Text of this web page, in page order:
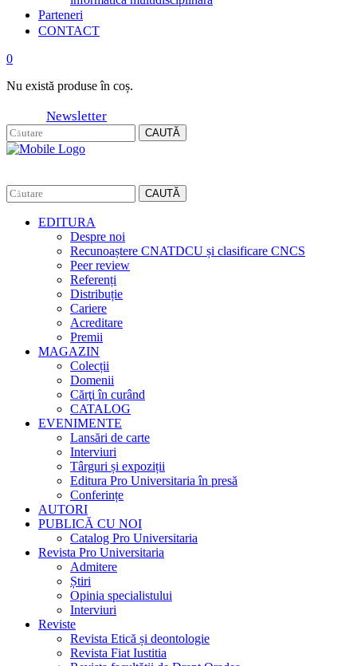
Parteneri
CONTACT
0
Nu există produse în coș.
Newsletter
CAUTĂ
CAUTĂ
EDITURA
Despre noi
Recunoaștere CNATDCU și clasificare CNCS
Peer review
Referenți
Distribuție
Cariere
Acreditare
Premii
MAGAZIN
Colecții
Domenii
Cărţi în curând
CATALOG
EVENIMENTE
Lansări de carte
Interviuri
Târguri și expoziții
Editura Pro Universitaria în presă
Conferințe
AUTORI
PUBLICĂ CU NOI
Catalog Pro Universitaria
Revista Pro Universitaria
Admitere
Știri
Opinia specialistului
Interviuri
Reviste
Revista Etică și deontologie
Revista Fiat Iustitia